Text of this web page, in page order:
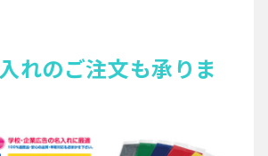
れのご注文も承りま